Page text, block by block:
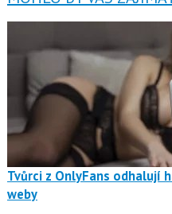
Tvůrci z OnlyFans odhalují
weby